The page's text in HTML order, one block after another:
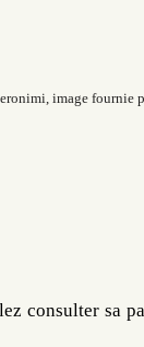
image fournie
consulter sa